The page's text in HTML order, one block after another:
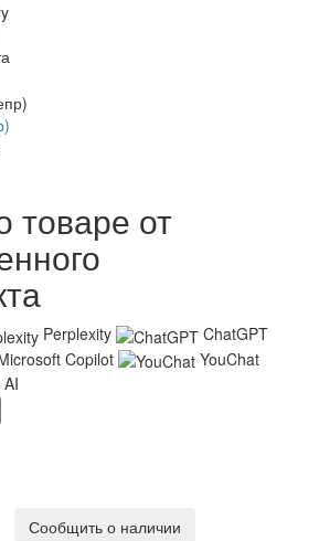
товаре от
Perplexity
ChatGPT
Copilot
YouChat
Сообщить о наличии